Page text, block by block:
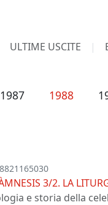
ULTIME USCITE
1987 1988
3/2. LA
e storia della